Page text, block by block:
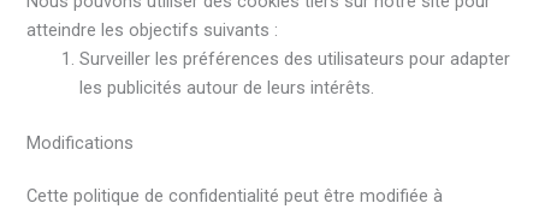
atteindre les objectifs suivants :
Surveiller les préférences des utilisateurs pour adapter
les publicités autour de leurs intérêts.
Modifications
Cette politique de confidentialité peut être modifiée à